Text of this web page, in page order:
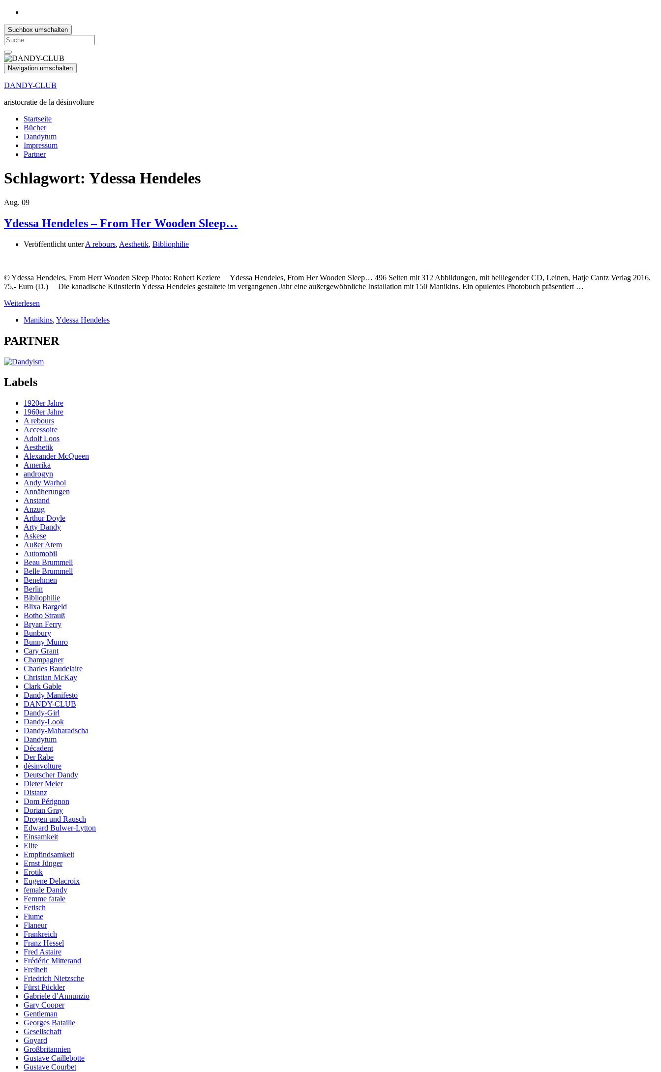
Suchbox umschalten
Search
for:
Navigation umschalten
DANDY-CLUB
aristocratie de la désinvolture
Startseite
Bücher
Dandytum
Impressum
Partner
Schlagwort: Ydessa Hendeles
Aug. 09
Ydessa Hendeles – From Her Wooden Sleep…
Veröffentlicht unterA rebours, Aesthetik, Bibliophilie
© Ydessa Hendeles, From Herr Wooden Sleep Photo: Robert Keziere Ydessa Hendeles, From Her Wooden Sleep… 496 Seiten mit 312 Abbildungen, mit beiliegender CD, Leinen, Hatje Cantz Verlag 2016,
75,- Euro (D.) Die kanadische Künstlerin Ydessa Hendeles gestaltete im vergangenen Jahr eine außergewöhnliche Installation mit 150 Manikins. Ein opulentes Photobuch präsentiert …
Weiterlesen
Manikins, Ydessa Hendeles
PARTNER
Labels
1920er Jahre
1960er Jahre
A rebours
Accessoire
Adolf Loos
Aesthetik
Alexander McQueen
Amerika
androgyn
Andy Warhol
Annäherungen
Anstand
Anzug
Arthur Doyle
Arty Dandy
Askese
Außer Atem
Automobil
Beau Brummell
Belle Brummell
Benehmen
Berlin
Bibliophilie
Blixa Bargeld
Botho Strauß
Bryan Ferry
Bunbury
Bunny Munro
Cary Grant
Champagner
Charles Baudelaire
Christian McKay
Clark Gable
Dandy Manifesto
DANDY-CLUB
Dandy-Girl
Dandy-Look
Dandy-Maharadscha
Dandytum
Décadent
Der Rabe
désinvolture
Deutscher Dandy
Dieter Meier
Distanz
Dom Pérignon
Dorian Gray
Drogen und Rausch
Edward Bulwer-Lytton
Einsamkeit
Elite
Empfindsamkeit
Ernst Jünger
Erotik
Eugene Delacroix
female Dandy
Femme fatale
Fetisch
Fiume
Flaneur
Frankreich
Franz Hessel
Fred Astaire
Frédéric Mitterand
Freiheit
Friedrich Nietzsche
Fürst Pückler
Gabriele d’Annunzio
Gary Cooper
Gentleman
Georges Bataille
Gesellschaft
Goyard
Großbritannien
Gustave Caillebotte
Gustave Courbet